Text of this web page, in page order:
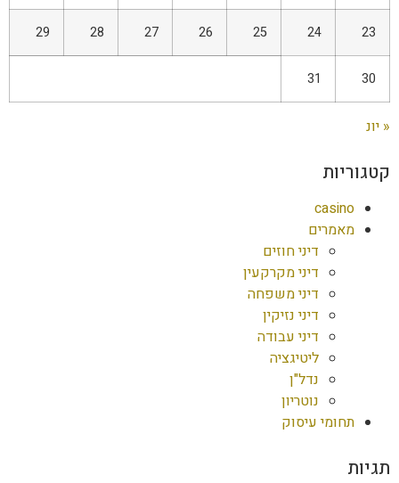
23
24
25
26
27
28
29
30
31
« יונ
קטגוריות
casino
מאמרים
דיני חוזים
דיני מקרקעין
דיני משפחה
דיני נזיקין
דיני עבודה
ליטיגציה
נדל"ן
נוטריון
תחומי עיסוק
תגיות